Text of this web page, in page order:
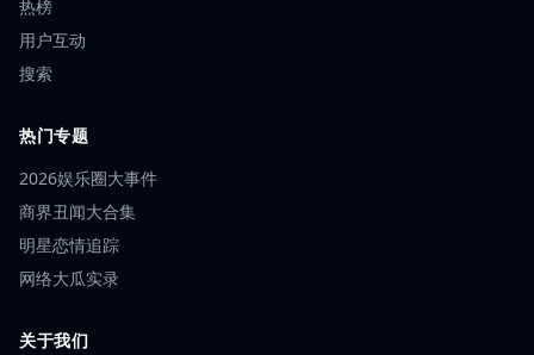
热榜
用户互动
搜索
热门专题
2026娱乐圈大事件
商界丑闻大合集
明星恋情追踪
网络大瓜实录
关于我们